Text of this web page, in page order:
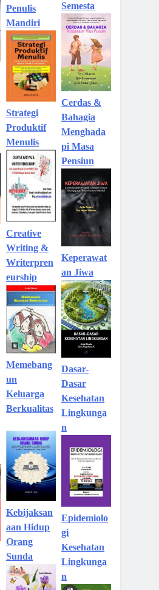
Penulis
Mandiri
Strategi
Produktif
Menulis
Creative
Writing &
Writerpren
eurship
Memebang
un
Keluarga
Berkualitas
Kebijaksan
aan Hidup
Orang
Sunda
Semesta
Cerdas &
Bahagia
Menghada
pi Masa
Pensiun
Keperawat
an Jiwa
Dasar-
Dasar
Kesehatan
Lingkunga
n
Epidemiolo
gi
Kesehatan
Lingkunga
n